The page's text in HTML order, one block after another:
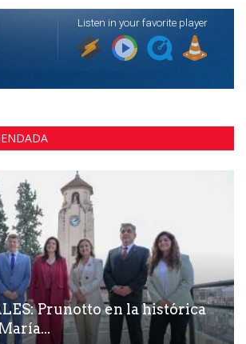
Prunotto en la histórica